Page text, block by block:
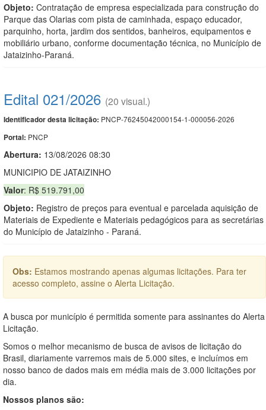
Objeto: Contratação de empresa especializada para construção do
Parque das Olarias com pista de caminhada, espaço educador,
parquinho, horta, jardim dos sentidos, banheiros, equipamentos e
mobiliário urbano, conforme documentação técnica, no Município de
Jataizinho-Paraná.
Edital 021/2026 (20 visual.)
Identificador desta licitação: PNCP-76245042000154-1-000056-2026
Portal: PNCP
Abertura: 13/08/2026 08:30
MUNICIPIO DE JATAIZINHO
Valor: R$ 519.791,00
Objeto: Registro de preços para eventual e parcelada aquisição de
Materiais de Expediente e Materiais pedagógicos para as secretárias
do Município de Jataizinho - Paraná.
Obs: Estamos mostrando apenas algumas licitações. Para ter
acesso completo, assine o Alerta Licitação.
A busca por município é permitida somente para assinantes do Alerta
Licitação.
Somos o melhor mecanismo de busca de avisos de licitação do
Brasil, diariamente varremos mais de 5.000 sites, e incluímos em
nosso banco de dados mais em média mais de 3.000 licitações por
dia.
Nossos planos são: